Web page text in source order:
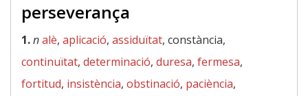
perseverança
1.nalè, aplicació, assiduïtat, constància,
continuïtat, determinació, duresa, fermesa,
fortitud, insistència, obstinació, paciència,